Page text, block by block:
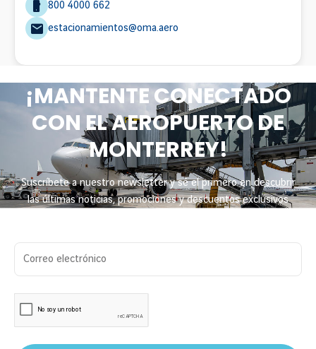
800 4000 662
Correo electrónico
estacionamientos@oma.aero
¡MANTENTE CONECTADO
CON EL AEROPUERTO DE
MONTERREY!
Suscríbete a nuestro newsletter y sé el primero en descubrir
las últimas noticias, promociones y descuentos exclusivos
Suscripción al newsletter